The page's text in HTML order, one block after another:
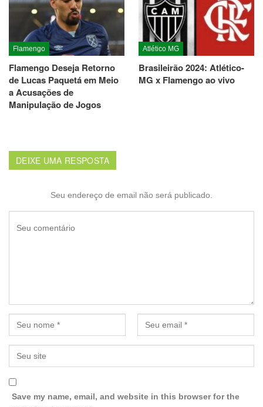
Flamengo
Flamengo Deseja Retorno
de Lucas Paquetá em Meio
a Acusações de
Manipulação de Jogos
Atlético MG
Brasileirão 2024: Atlético-
MG x Flamengo ao vivo
DEIXE UMA RESPOSTA
Seu endereço de email não será publicado.
Save my name, email, and website in this browser for the